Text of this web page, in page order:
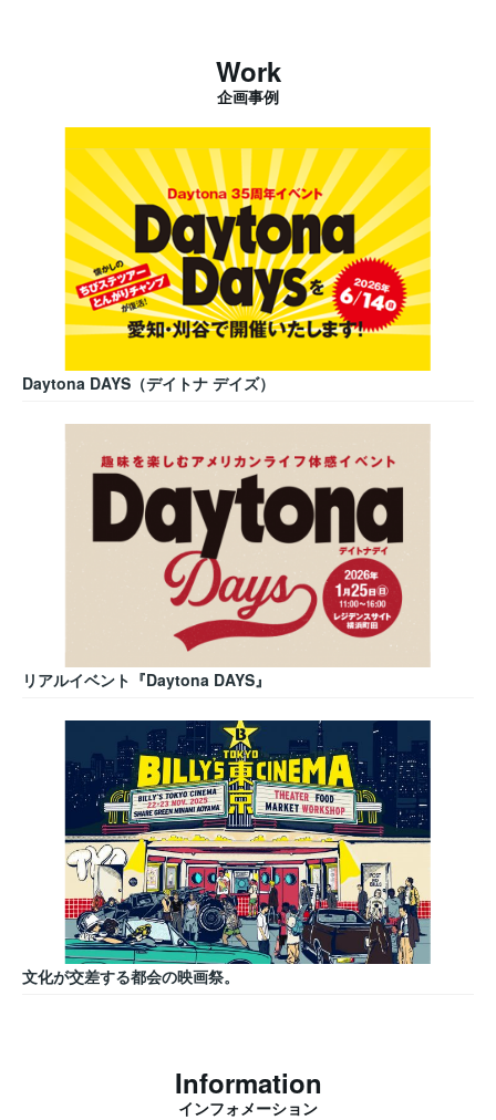
Work
企画事例
Daytona DAYS（デイトナ デイズ）
リアルイベント『Daytona DAYS』
文化が交差する都会の映画祭。
Information
インフォメーション